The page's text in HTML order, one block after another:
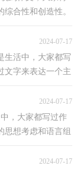
合性和创造性。
2024-07-17
生活中，大家都写
文字来表达一个主
2024-07-17
，大家都写过作
思想考虑和语言组
2024-07-17